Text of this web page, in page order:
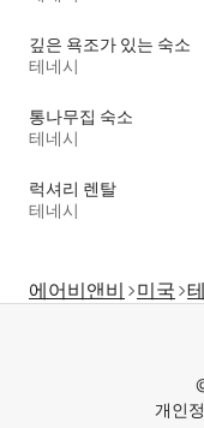
깊은 욕조가 있는 숙소
테네시
통나무집 숙소
테네시
럭셔리 렌탈
테네시
에어비앤비 미국
개인